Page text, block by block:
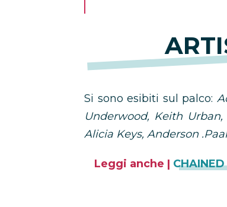
Si sono esibiti sul palco:
Underwood, Keith
Alicia Keys, Anderson
Leggi anche |